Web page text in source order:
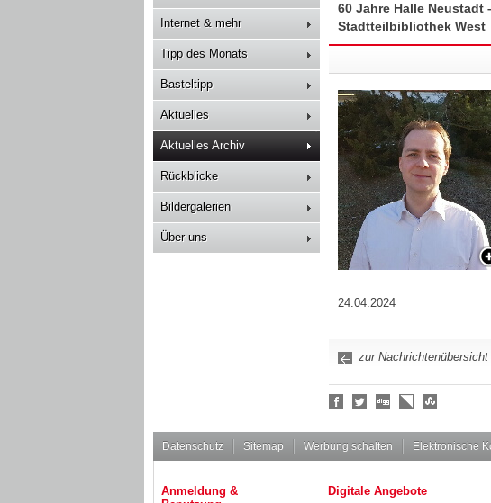
Internet & mehr
Tipp des Monats
Basteltipp
Aktuelles
Aktuelles Archiv
Rückblicke
Bildergalerien
Über uns
60 Jahre Halle Neustadt
Stadtteilbibliothek West
24.04.2024
zur
Social
Datenschutz Sitemap Werbung schalten Elektronische
Anmeldung &
Digitale Angebote